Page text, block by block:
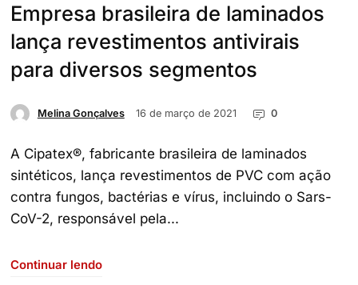
Empresa brasileira de laminados
lança revestimentos antivirais
para diversos segmentos
Melina Gonçalves 16 de março de 2021 0
A Cipatex®, fabricante brasileira de laminados
sintéticos, lança revestimentos de PVC com ação
contra fungos, bactérias e vírus, incluindo o Sars-
CoV-2, responsável pela...
Continuar lendo